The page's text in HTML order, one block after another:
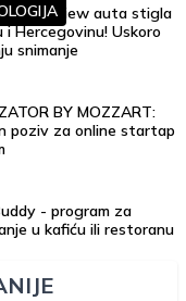
Street View auta stigla
i Hercegovinu! Uskoro
snimanje
BY MOZZART:
poziv za online startap
- program za
u kafiću ili restoranu